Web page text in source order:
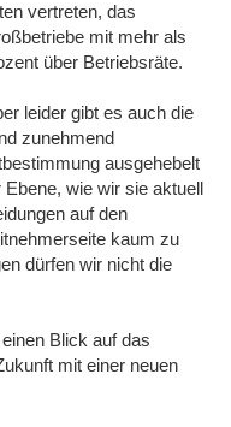
vertreten, das
mit mehr als
über Betriebsräte.
leider gibt es auch die
zunehmend
ausgehebelt
wie wir sie aktuell
auf den
kaum zu
dürfen wir nicht die
Blick auf das
mit einer neuen